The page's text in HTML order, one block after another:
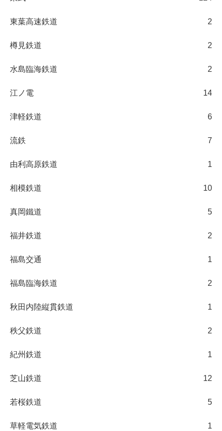
東葉高速鉄道 2
樽見鉄道 2
水島臨海鉄道 2
江ノ電 14
津軽鉄道 6
流鉄 7
由利高原鉄道 1
相模鉄道 10
真岡鐵道 5
福井鉄道 2
福島交通 1
福島臨海鉄道 2
秋田内陸縦貫鉄道 1
秩父鉄道 2
紀州鉄道 1
芝山鉄道 12
若桜鉄道 5
草軽電気鉄道 1